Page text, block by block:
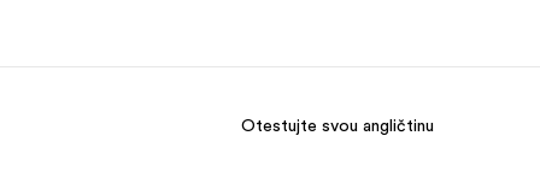
Otestujte svou angličtinu